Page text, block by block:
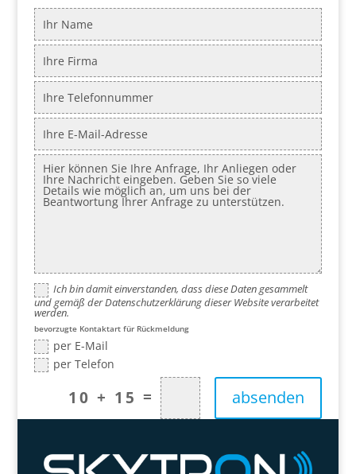
Ich bin damit einverstanden, dass diese Daten gesammelt
und gemäß der Datenschutzerklärung dieser Website verarbeitet
werden.
bevorzugte Kontaktart für Rückmeldung
per E-Mail
per Telefon
10 + 15 = absenden